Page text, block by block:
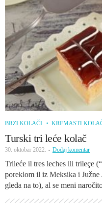
BRZI KOLAČI KREMASTI
Turski tri leće kolač
30. oktobar 2022. Dodaj komentar
Trileće il tres leches ili trileçe
poreklom il iz Meksika i
gleda na to), al se meni